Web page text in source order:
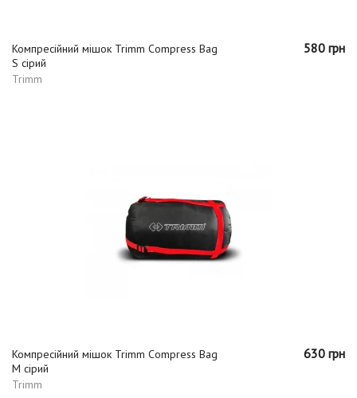
Компресійний мішок Trimm Compress Bag
S сірий
Trimm
580 грн
Компресійний мішок Trimm Compress Bag
M сірий
Trimm
630 грн